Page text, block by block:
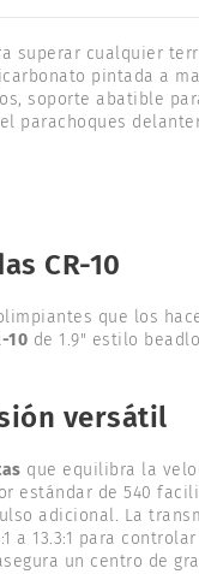
superar cualquier
pintada a
soporte abatible
parachoques
CR-10
que los
10 de 1.9" estilo
versátil
que equilibra la
estándar de 540
adicional. La
a 13.3:1 para
un centro de